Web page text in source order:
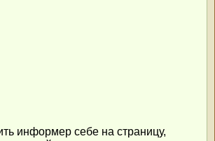
информер себе на страницу,